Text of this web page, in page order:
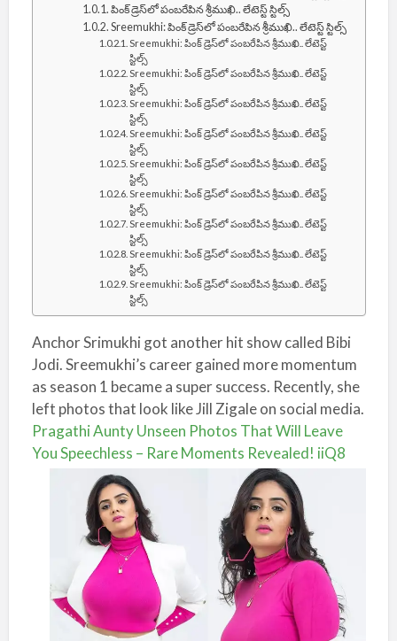
పింక్ డ్రెస్‌లో పంబరేపిన శ్రీముఖి.. లేటెస్ట్ స్టిల్స్
Sreemukhi: పింక్ డ్రెస్‌లో పంబరేపిన శ్రీముఖి.. లేటెస్ట్ స్టిల్స్
Sreemukhi: పింక్ డ్రెస్‌లో పంబరేపిన శ్రీముఖి.. లేటెస్ట్
స్టిల్స్
Sreemukhi: పింక్ డ్రెస్‌లో పంబరేపిన శ్రీముఖి.. లేటెస్ట్
స్టిల్స్
Sreemukhi: పింక్ డ్రెస్‌లో పంబరేపిన శ్రీముఖి.. లేటెస్ట్
స్టిల్స్
Sreemukhi: పింక్ డ్రెస్‌లో పంబరేపిన శ్రీముఖి.. లేటెస్ట్
స్టిల్స్
Sreemukhi: పింక్ డ్రెస్‌లో పంబరేపిన శ్రీముఖి.. లేటెస్ట్
స్టిల్స్
Sreemukhi: పింక్ డ్రెస్‌లో పంబరేపిన శ్రీముఖి.. లేటెస్ట్
స్టిల్స్
Sreemukhi: పింక్ డ్రెస్‌లో పంబరేపిన శ్రీముఖి.. లేటెస్ట్
స్టిల్స్
Sreemukhi: పింక్ డ్రెస్‌లో పంబరేపిన శ్రీముఖి.. లేటెస్ట్
స్టిల్స్
Sreemukhi: పింక్ డ్రెస్‌లో పంబరేపిన శ్రీముఖి.. లేటెస్ట్
స్టిల్స్
Anchor Srimukhi got another hit show called Bibi
Jodi. Sreemukhi’s career gained more momentum
as season 1 became a super success. Recently, she
left photos that look like Jill Zigale on social media.
Pragathi Aunty Unseen Photos That Will Leave
You Speechless – Rare Moments Revealed! iiQ8